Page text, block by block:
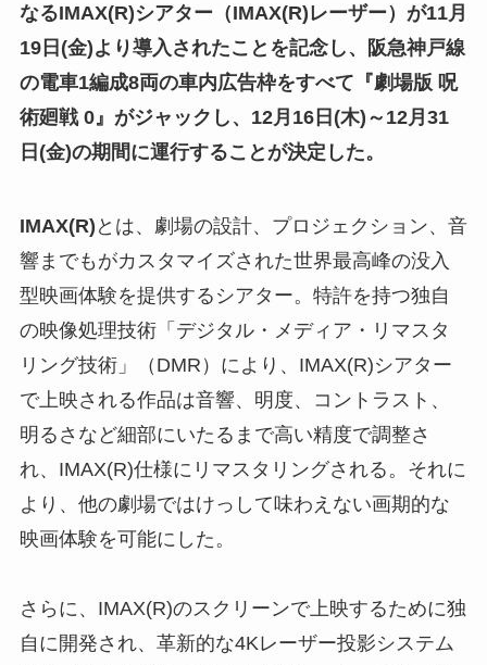
なるIMAX(R)シアター（IMAX(R)レーザー）が11月
19日(金)より導入されたことを記念し、阪急神戸線
の電車1編成8両の車内広告枠をすべて『劇場版 呪
術廻戦 0』がジャックし、12月16日(木)～12月31
日(金)の期間に運行することが決定した。
IMAX(R) とは、劇場の設計、プロジェクション、音
響までもがカスタマイズされた世界最高峰の没入
型映画体験を提供するシアター。特許を持つ独自
の映像処理技術「デジタル・メディア・リマスタ
リング技術」（DMR）により、IMAX(R)シアター
で上映される作品は音響、明度、コントラスト、
明るさなど細部にいたるまで高い精度で調整さ
れ、IMAX(R)仕様にリマスタリングされる。それに
より、他の劇場ではけっして味わえない画期的な
映画体験を可能にした。
さらに、IMAX(R)のスクリーンで上映するために独
自に開発され、革新的な4Kレーザー投影システム